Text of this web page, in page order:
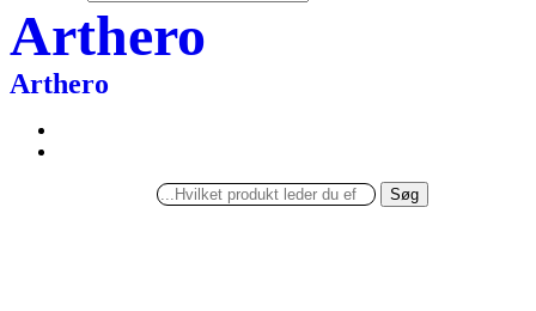
Arthero
Arthero
Søg